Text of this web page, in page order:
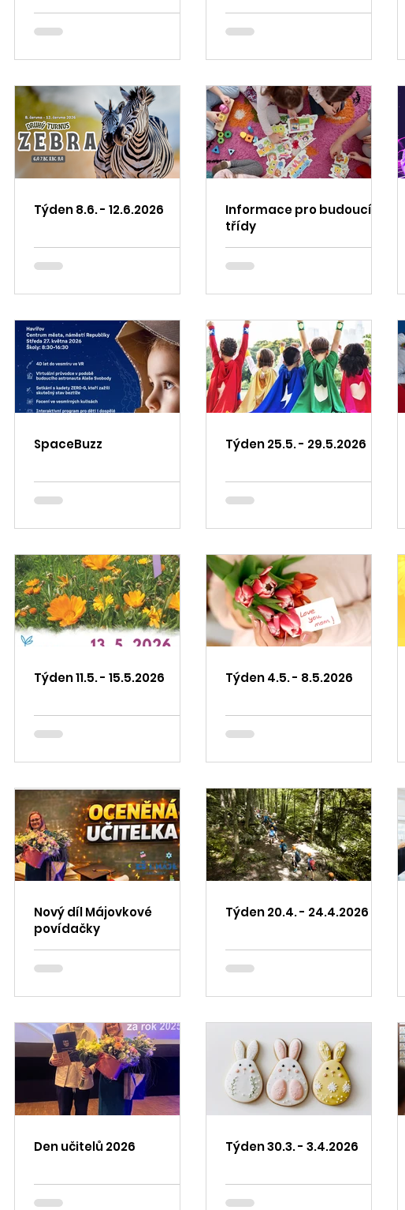
Týden 8.6. - 12.6.2026
Informace pro budoucí 1.
třídy
SpaceBuzz Týden 25.5. - 29.5.2026
Týden 11.5. - 15.5.2026 Týden 4.5. - 8.5.2026
Nový díl Májovkové
povídačky
Týden 20.4. - 24.4.2026
Den učitelů 2026 Týden 30.3. - 3.4.2026